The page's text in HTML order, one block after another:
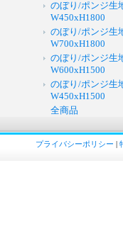
のぼり/ポンジ
W450xH1800
のぼり/ポンジ
W700xH1800
のぼり/ポンジ
W600xH1500
のぼり/ポンジ
W450xH1500
全商品
プライバシーポリシー |